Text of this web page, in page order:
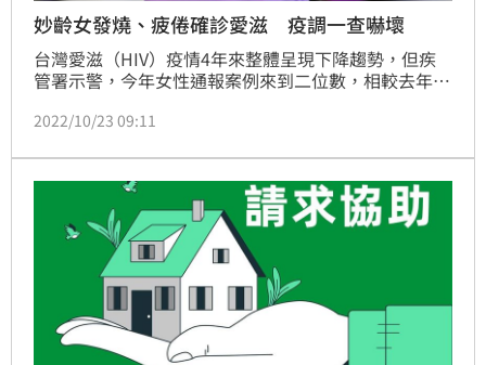
妙齡女發燒、疲倦確診愛滋 疫調一查嚇壞
台灣愛滋（HIV）疫情4年來整體呈現下降趨勢，但疾
管署示警，今年女性通報案例來到二位數，相較去年和
自己會感染」也是另一個風險因子。（記者：陳弋）
2022/10/23 09:11